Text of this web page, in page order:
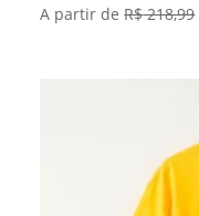
A partir deR$218,99